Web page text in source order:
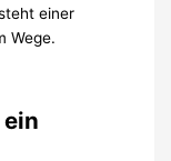
einer
Wege.